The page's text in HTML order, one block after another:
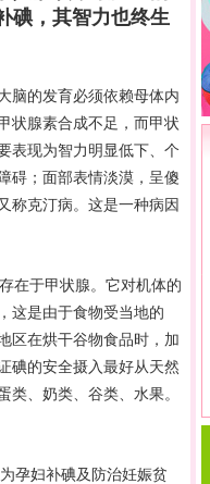
碘，其智力也终生
脑的发育必须依赖母体内
状腺素合成不足，而甲状
表现为智力明显低下、个
碍；面部表情淡漠，呈傻
称克汀病。这是一种病因
于甲状腺。它对机体的
这是由于食物受当地的
区在烘干谷物食品时，加
碘的安全摄入最好从天然
、奶类、谷类、水果。
孕妇补碘及防治妊娠贫